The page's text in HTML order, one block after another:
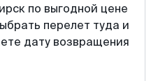
по выгодной цене
перелет туда и
дату возвращения